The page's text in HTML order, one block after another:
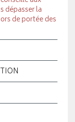
dépasser la
de portée des